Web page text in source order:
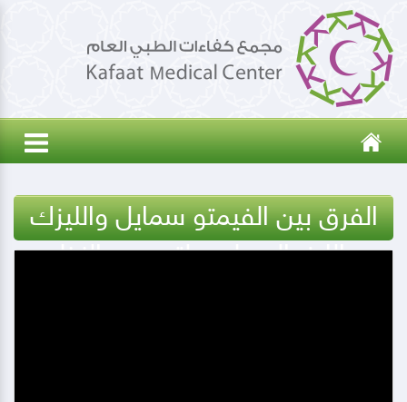
الفرق بين الفيمتو سمايل والليزك
والليزر السطحي لتصحيح النظر